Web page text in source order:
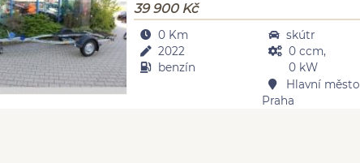
39 900 Kč
0 Km
2022
benzín
skútr
0 ccm,
0 kW
Hlavní město
Praha